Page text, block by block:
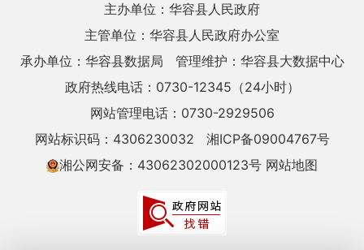
主办单位：华容县人民政府
主管单位：华容县人民政府办公室
承办单位：华容县数据局
管理维护：华容县大数据中心
政府热线电话：0730-12345（24小时）
网站管理电话：0730-2929506
网站标识码：4306230032
湘ICP备09004767号
湘公网安备：43062302000123号 网站地图